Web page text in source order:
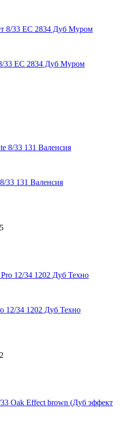
33 EC 2834 Дуб Муром
33 131 Валенсия
12/34 1202 Дуб Техно